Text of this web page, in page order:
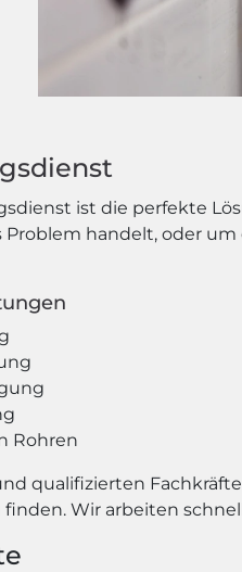
ist die perfekte
handelt, oder
Rohren
qualifizierten
Wir arbeiten